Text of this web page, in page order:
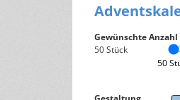
Gewünschte Anzahl
50Stück
50